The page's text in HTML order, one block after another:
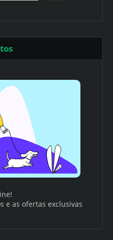
e as ofertas exclusivas